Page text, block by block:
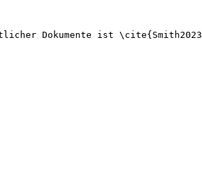
Dokumente ist \cite{ Smith2023